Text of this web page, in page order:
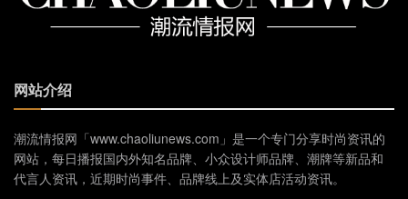
网站介绍
潮流情报网「www.chaoliunews.com」是一个专门分享时尚资讯的
网站，每日播报国内外知名品牌、小众设计师品牌、潮牌等新品和
代言人资讯，近期时尚事件、品牌线上及实体店活动资讯。